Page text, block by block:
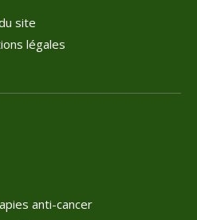
site
légales
anti-cancer